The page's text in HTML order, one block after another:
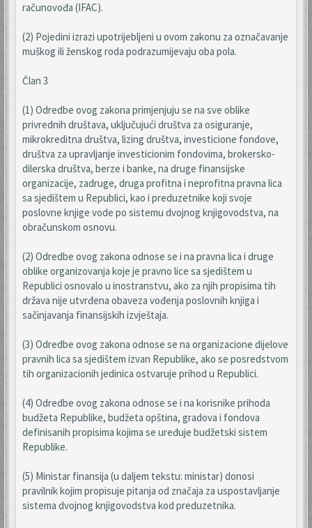
računovođa (IFAC).
(2) Pojedini izrazi upotrijebljeni u ovom zakonu za označavanje
muškog ili ženskog roda podrazumijevaju oba pola.
Član 3
(1) Odredbe ovog zakona primjenjuju se na sve oblike
privrednih društava, uključujući društva za osiguranje,
mikrokreditna društva, lizing društva, investicione fondove,
društva za upravljanje investicionim fondovima, brokersko-
dilerska društva, berze i banke, na druge finansijske
organizacije, zadruge, druga profitna i neprofitna pravna lica
sa sjedištem u Republici, kao i preduzetnike koji svoje
poslovne knjige vode po sistemu dvojnog knjigovodstva, na
obračunskom osnovu.
(2) Odredbe ovog zakona odnose se i na pravna lica i druge
oblike organizovanja koje je pravno lice sa sjedištem u
Republici osnovalo u inostranstvu, ako za njih propisima tih
država nije utvrđena obaveza vođenja poslovnih knjiga i
sačinjavanja finansijskih izvještaja.
(3) Odredbe ovog zakona odnose se na organizacione dijelove
pravnih lica sa sjedištem izvan Republike, ako se posredstvom
tih organizacionih jedinica ostvaruje prihod u Republici.
(4) Odredbe ovog zakona odnose se i na korisnike prihoda
budžeta Republike, budžeta opština, gradova i fondova
definisanih propisima kojima se uređuje budžetski sistem
Republike.
(5) Ministar finansija (u daljem tekstu: ministar) donosi
pravilnik kojim propisuje pitanja od značaja za uspostavljanje
sistema dvojnog knjigovodstva kod preduzetnika.